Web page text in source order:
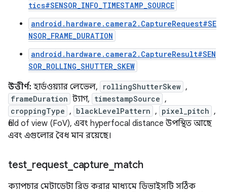
tics#SENSOR_INFO_TIMESTAMP_SOURCE
android.hardware.camera2.CaptureRequest#SE
NSOR_FRAME_DURATION
android.hardware.camera2.CaptureResult#SEN
SOR_ROLLING_SHUTTER_SKEW
উত্তীর্ণ: হার্ডওয়্যার লেভেল, rollingShutterSkew ,
frameDuration ট্যাগ, timestampSource ,
croppingType , blackLevelPattern , pixel_pitch ,
field of view (FoV), এবং hyperfocal distance উপস্থিত আছে
এবং এগুলোর বৈধ মান রয়েছে।
test request capture match
ক্যাপচার মেটাডেটা রিড করার মাধ্যমে ডিভাইসটি সঠিক